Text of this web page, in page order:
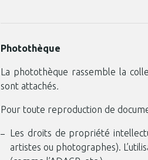
Photothèque
La photothèque rassemble la
sont attachés.
Pour toute reproduction de
Les droits de propriété
artistes ou photographes).